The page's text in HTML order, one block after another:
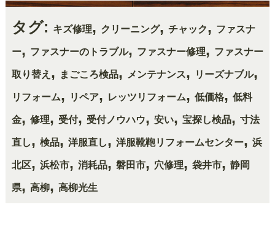
タグ: キズ修理, クリーニング, チャック, ファスナ
ー, ファスナーのトラブル, ファスナー修理, ファスナー
取り替え , まごころ検品, メンテナンス, リーズナブル,
リフォーム, リペア, レッツリフォーム, 低価格, 低料
金, 修理, 受付, 受付ノウハウ, 安い, 宝探し検品, 寸法
直し, 検品, 洋服直し, 洋服靴鞄リフォームセンター, 浜
北区, 浜松市, 消耗品, 磐田市, 穴修理, 袋井市, 静岡
県, 高柳, 高柳光生